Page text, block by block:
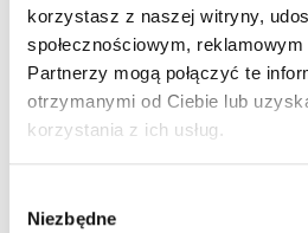
korzystasz z naszej witryny,
społecznościowym,
Partnerzy mogą połączyć te
otrzymanymi od Ciebie lub
korzystania z ich usług.
zgody
Niezbędne